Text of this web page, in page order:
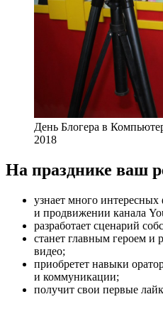
День Блогера в
2018
На празднике ваш
узнает много интересных
и продвижении канала
разработает сценарий
станет главным героем и
видео;
приобретет навыки
и коммуникации;
получит свои первые